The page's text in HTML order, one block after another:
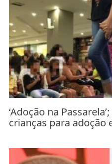
‘Adoção na
crianças para adoção